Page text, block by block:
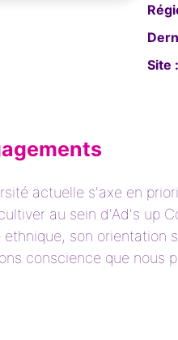
Site :
actuelle s'axe en
au sein d'Ad's up
son orientation
conscience que nous